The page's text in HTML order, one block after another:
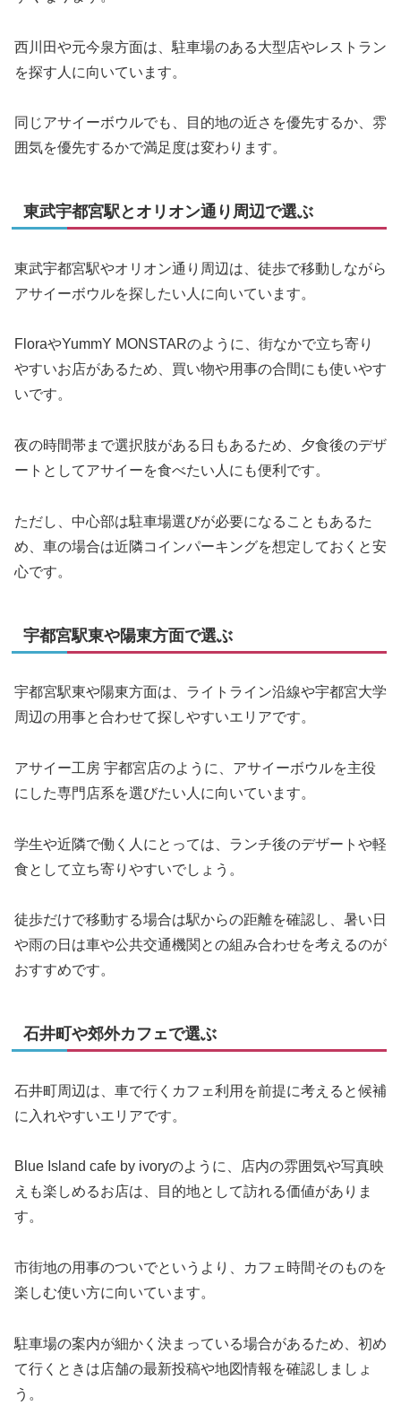
西川田や元今泉方面は、駐車場のある大型店やレストラン
を探す人に向いています。
同じアサイーボウルでも、目的地の近さを優先するか、雰
囲気を優先するかで満足度は変わります。
東武宇都宮駅とオリオン通り周辺で選ぶ
東武宇都宮駅やオリオン通り周辺は、徒歩で移動しながら
アサイーボウルを探したい人に向いています。
FloraやYummY MONSTARのように、街なかで立ち寄り
やすいお店があるため、買い物や用事の合間にも使いやす
いです。
夜の時間帯まで選択肢がある日もあるため、夕食後のデザ
ートとしてアサイーを食べたい人にも便利です。
ただし、中心部は駐車場選びが必要になることもあるた
め、車の場合は近隣コインパーキングを想定しておくと安
心です。
宇都宮駅東や陽東方面で選ぶ
宇都宮駅東や陽東方面は、ライトライン沿線や宇都宮大学
周辺の用事と合わせて探しやすいエリアです。
アサイー工房 宇都宮店のように、アサイーボウルを主役
にした専門店系を選びたい人に向いています。
学生や近隣で働く人にとっては、ランチ後のデザートや軽
食として立ち寄りやすいでしょう。
徒歩だけで移動する場合は駅からの距離を確認し、暑い日
や雨の日は車や公共交通機関との組み合わせを考えるのが
おすすめです。
石井町や郊外カフェで選ぶ
石井町周辺は、車で行くカフェ利用を前提に考えると候補
に入れやすいエリアです。
Blue Island cafe by ivoryのように、店内の雰囲気や写真映
えも楽しめるお店は、目的地として訪れる価値がありま
す。
市街地の用事のついでというより、カフェ時間そのものを
楽しむ使い方に向いています。
駐車場の案内が細かく決まっている場合があるため、初め
て行くときは店舗の最新投稿や地図情報を確認しましょ
う。